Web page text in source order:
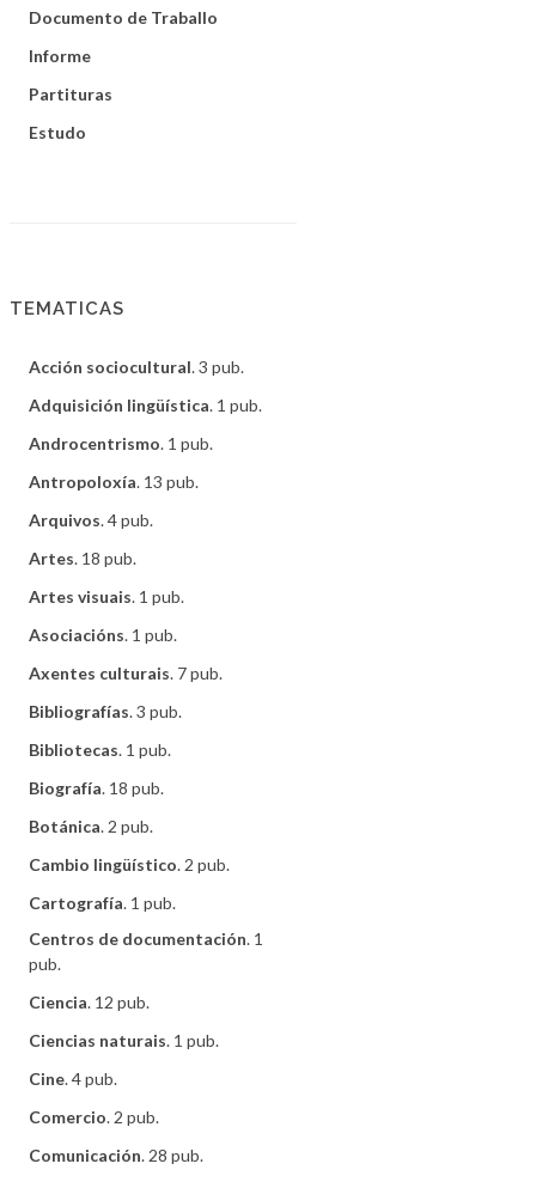
Documento de Traballo
Informe
Partituras
Estudo
TEMATICAS
Acción sociocultural. 3 pub.
Adquisición lingüística. 1 pub.
Androcentrismo. 1 pub.
Antropoloxía. 13 pub.
Arquivos. 4 pub.
Artes. 18 pub.
Artes visuais. 1 pub.
Asociacións. 1 pub.
Axentes culturais. 7 pub.
Bibliografías. 3 pub.
Bibliotecas. 1 pub.
Biografía. 18 pub.
Botánica. 2 pub.
Cambio lingüístico. 2 pub.
Cartografía. 1 pub.
Centros de documentación. 1
pub.
Ciencia. 12 pub.
Ciencias naturais. 1 pub.
Cine. 4 pub.
Comercio. 2 pub.
Comunicación. 28 pub.